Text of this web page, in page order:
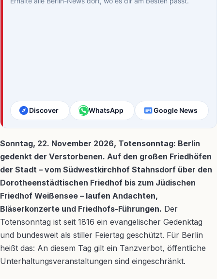
Discover WhatsApp Google News
Sonntag, 22. November 2026, Totensonntag: Berlin
gedenkt der Verstorbenen. Auf den großen Friedhöfen
der Stadt – vom Südwestkirchhof Stahnsdorf über den
Dorotheenstädtischen Friedhof bis zum Jüdischen
Friedhof Weißensee – laufen Andachten,
Bläserkonzerte und Friedhofs-Führungen. Der
Totensonntag ist seit 1816 ein evangelischer Gedenktag
und bundesweit als stiller Feiertag geschützt. Für Berlin
heißt das: An diesem Tag gilt ein Tanzverbot, öffentliche
Unterhaltungsveranstaltungen sind eingeschränkt.